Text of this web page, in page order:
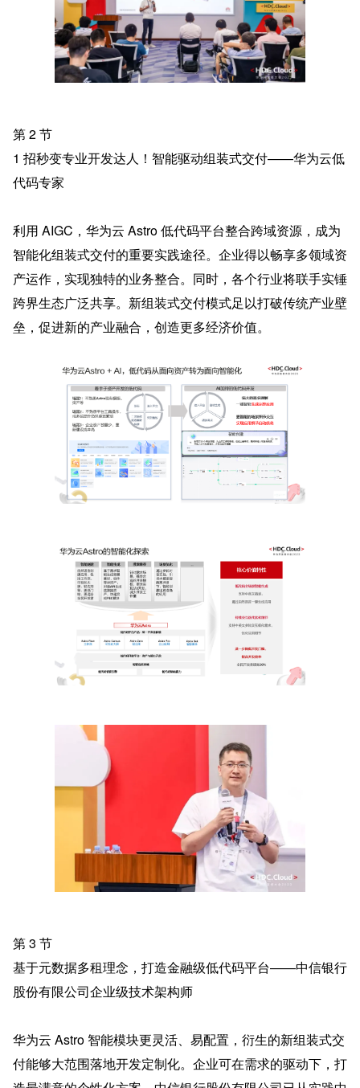
第 2 节
1 招秒变专业开发达人！智能驱动组装式交付——华为云低
代码专家
利用 AIGC，华为云 Astro 低代码平台整合跨域资源，成为
智能化组装式交付的重要实践途径。企业得以畅享多领域资
产运作，实现独特的业务整合。同时，各个行业将联手实锤
跨界生态广泛共享。新组装式交付模式足以打破传统产业壁
垒，促进新的产业融合，创造更多经济价值。
第 3 节
基于元数据多租理念，打造金融级低代码平台——中信银行
股份有限公司企业级技术架构师
华为云 Astro 智能模块更灵活、易配置，衍生的新组装式交
付能够大范围落地开发定制化。企业可在需求的驱动下，打